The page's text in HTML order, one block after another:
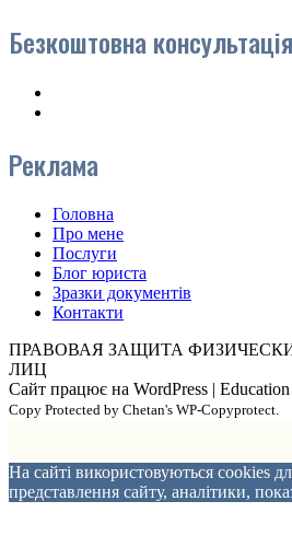
Безкоштовна консультація
Реклама
Головна
Про мене
Послуги
Блог юриста
Зразки документів
Контакти
ПРАВОВАЯ ЗАЩИТА
ЛИЦ
Сайт працює на WordPress
Copy Protected by Chetan's WP-Copyprotect.
На сайті використовуються cookies
представлення сайту, аналітики,